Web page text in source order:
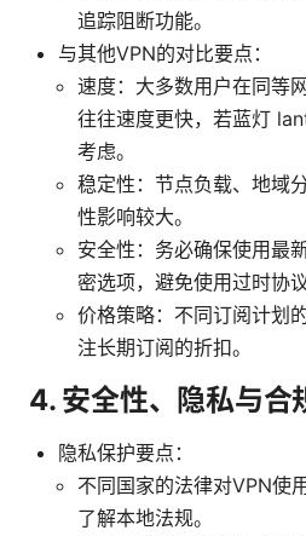
追踪阻断功能。
与其他VPN的对比要点：
速度：大多数用户在同等
往往速度更快，若蓝灯
考虑。
稳定性：节点负载、地域
性影响较大。
安全性：务必确保使用最
密选项，避免使用过时协议
价格策略：不同订阅计划
注长期订阅的折扣。
4. 安全性、隐私与合
隐私保护要点：
不同国家的法律对VPN使
了解本地法规。